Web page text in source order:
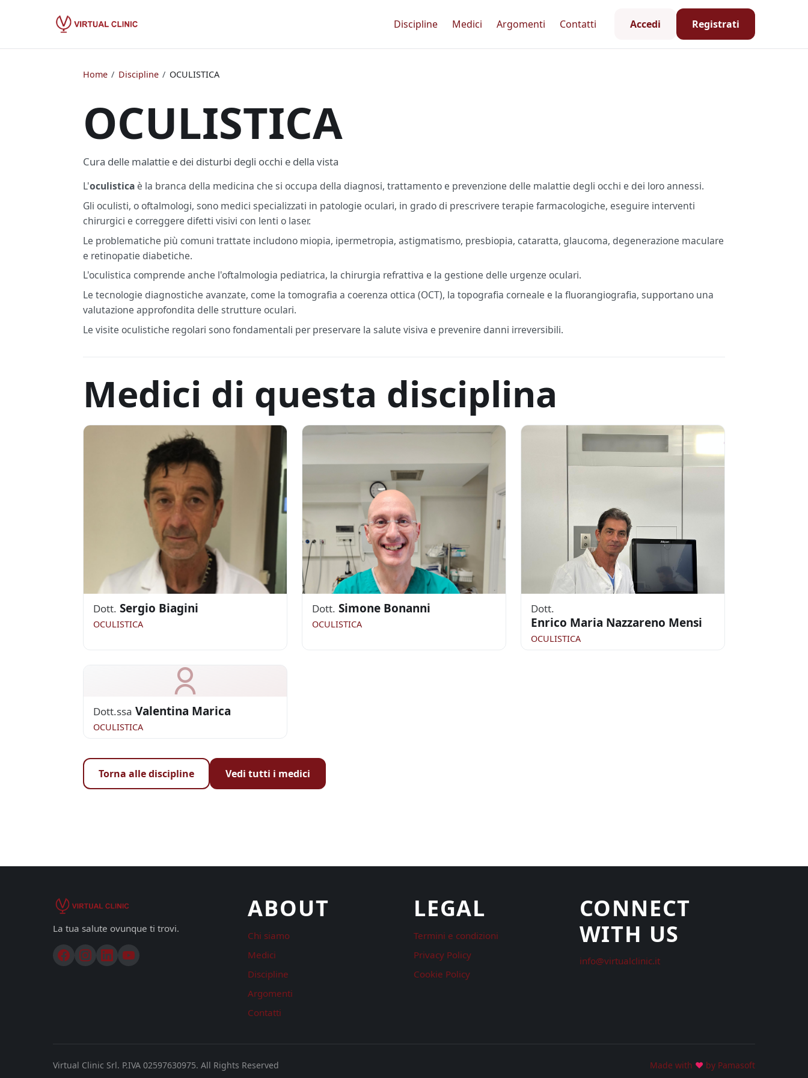
Discipline Medici Argomenti Contatti Accedi Registrati
Home / Discipline / OCULISTICA
OCULISTICA
Cura delle malattie e dei disturbi degli occhi e della vista
L'oculistica è la branca della medicina che si occupa della diagnosi, trattamento e prevenzione delle malattie degli occhi e dei loro annessi.
Gli oculisti, o oftalmologi, sono medici specializzati in patologie oculari, in grado di prescrivere terapie farmacologiche, eseguire interventi
chirurgici e correggere difetti visivi con lenti o laser.
Le problematiche più comuni trattate includono miopia, ipermetropia, astigmatismo, presbiopia, cataratta, glaucoma, degenerazione maculare
e retinopatie diabetiche.
L'oculistica comprende anche l'oftalmologia pediatrica, la chirurgia refrattiva e la gestione delle urgenze oculari.
Le tecnologie diagnostiche avanzate, come la tomografia a coerenza ottica (OCT), la topografia corneale e la fluorangiografia, supportano una
valutazione approfondita delle strutture oculari.
Le visite oculistiche regolari sono fondamentali per preservare la salute visiva e prevenire danni irreversibili.
Medici di questa disciplina
Dott. Sergio Biagini
OCULISTICA
Dott. Simone Bonanni
OCULISTICA
Dott.
Enrico Maria Nazzareno Mensi
OCULISTICA
Dott.ssa Valentina Marica
OCULISTICA
Torna alle discipline Vedi tutti i medici
La tua salute ovunque ti trovi.
ABOUT
Chi siamo
Medici
Discipline
Argomenti
Contatti
LEGAL
Termini e condizioni
Privacy Policy
Cookie Policy
CONNECT
WITH US
info@virtualclinic.it
Virtual Clinic Srl. P.IVA 02597630975. All Rights Reserved Made with ♥ by Pamasoft